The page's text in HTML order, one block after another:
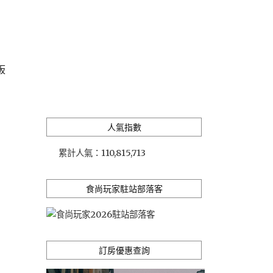
人氣指數
累計人氣： 110,815,713
食尚玩家駐站部落客
訂房優惠查詢